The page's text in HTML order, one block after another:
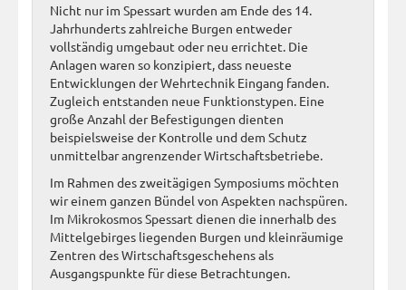
Nicht nur im Spessart wurden am Ende des 14.
Jahrhunderts zahlreiche Burgen entweder
vollständig umgebaut oder neu errichtet. Die
Anlagen waren so konzipiert, dass neueste
Entwicklungen der Wehrtechnik Eingang fanden.
Zugleich entstanden neue Funktionstypen. Eine
große Anzahl der Befestigungen dienten
beispielsweise der Kontrolle und dem Schutz
unmittelbar angrenzender Wirtschaftsbetriebe.
Im Rahmen des zweitägigen Symposiums möchten
wir einem ganzen Bündel von Aspekten nachspüren.
Im Mikrokosmos Spessart dienen die innerhalb des
Mittelgebirges liegenden Burgen und kleinräumige
Zentren des Wirtschaftsgeschehens als
Ausgangspunkte für diese Betrachtungen.